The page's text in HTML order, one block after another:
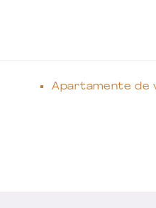
Apartamente de